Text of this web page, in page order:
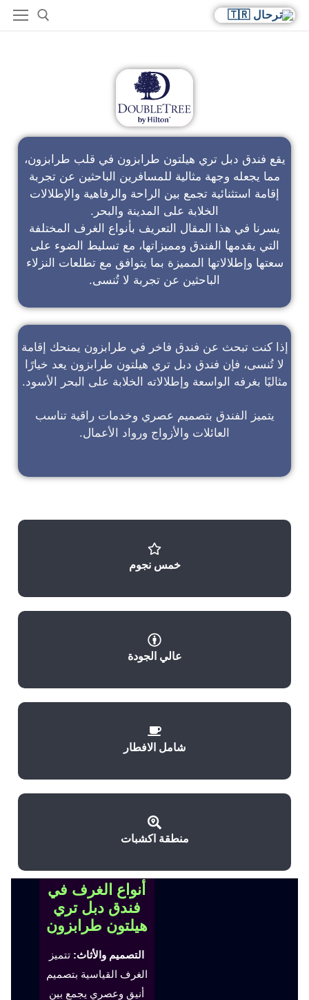
يقع فندق دبل تري هيلتون طرابزون في قلب طرابزون،
مما يجعله وجهة مثالية للمسافرين الباحثين عن تجربة
إقامة استثنائية تجمع بين الراحة والرفاهية والإطلالات
الخلابة على المدينة والبحر.
يسرنا في هذا المقال التعريف بأنواع الغرف المختلفة
التي يقدمها الفندق ومميزاتها، مع تسليط الضوء على
سعتها وإطلالاتها المميزة بما يتوافق مع تطلعات النزلاء
الباحثين عن تجربة لا تُنسى.
إذا كنت تبحث عن فندق فاخر في طرابزون يمنحك إقامة
لا تُنسى، فإن فندق دبل تري هيلتون طرابزون يعد خيارًا
مثاليًا بغرفه الواسعة وإطلالاته الخلابة على البحر الأسود.
يتميز الفندق بتصميم عصري وخدمات راقية تناسب
العائلات والأزواج ورواد الأعمال.
خمس نجوم
عالي الجودة
شامل الافطار
منطقة اكشبات
أنواع الغرف في
فندق دبل تري
هيلتون طرابزون
التصميم والأثاث: تتميز
الغرف القياسية بتصميم
أنيق وعصري يجمع بين